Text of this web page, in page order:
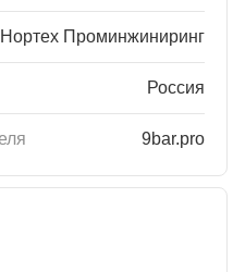
Нортех Проминжиниринг
Россия
9bar.pro